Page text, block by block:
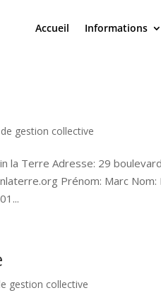
Accueil Informations
gestion collective
la Terre Adresse: 29
Prénom: Marc Nom:
gestion collective